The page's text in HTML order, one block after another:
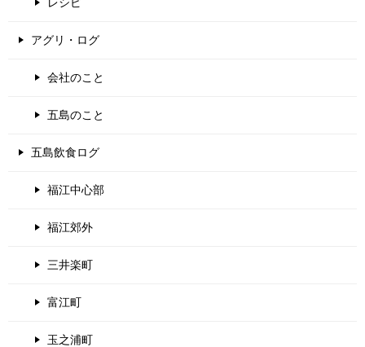
アグリ・ログ
会社のこと
五島のこと
五島飲食ログ
福江中心部
福江郊外
三井楽町
富江町
玉之浦町